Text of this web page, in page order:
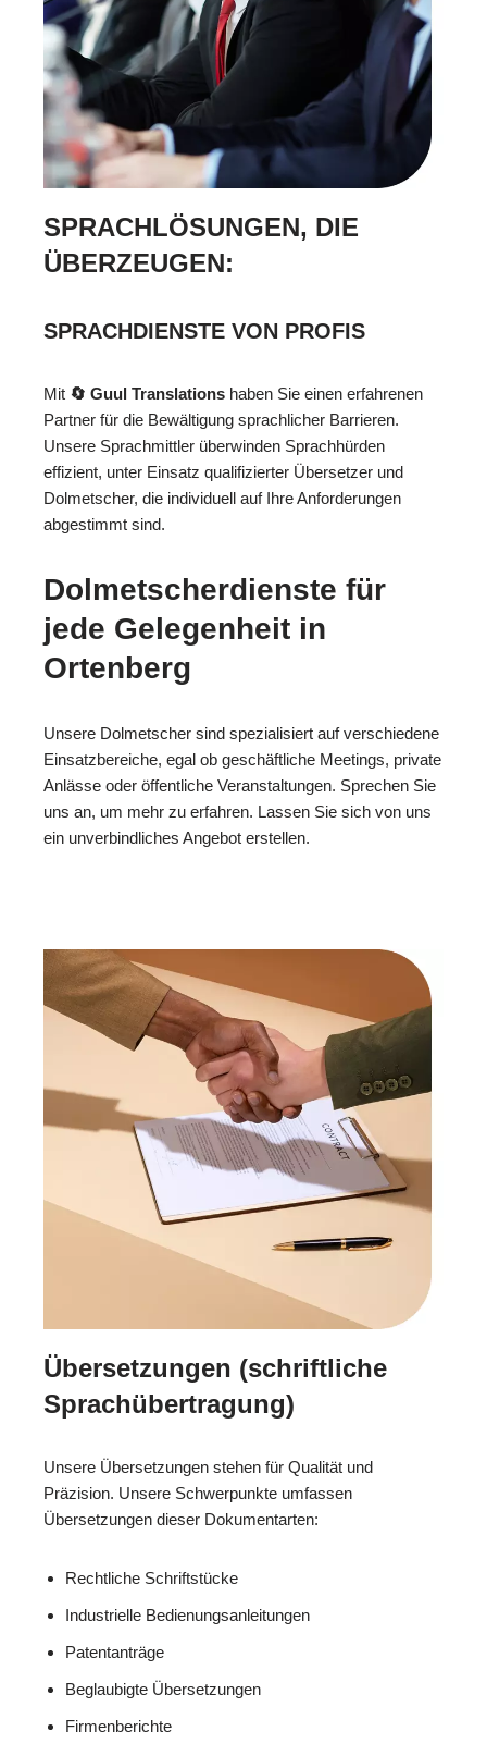
SPRACHLÖSUNGEN, DIE
ÜBERZEUGEN:
SPRACHDIENSTE VON PROFIS
Mit 🔄 Guul Translations haben Sie einen erfahrenen
Partner für die Bewältigung sprachlicher Barrieren.
Unsere Sprachmittler überwinden Sprachhürden
effizient, unter Einsatz qualifizierter Übersetzer und
Dolmetscher, die individuell auf Ihre Anforderungen
abgestimmt sind.
Dolmetscherdienste für
jede Gelegenheit in
Ortenberg
Unsere Dolmetscher sind spezialisiert auf verschiedene
Einsatzbereiche, egal ob geschäftliche Meetings, private
Anlässe oder öffentliche Veranstaltungen. Sprechen Sie
uns an, um mehr zu erfahren. Lassen Sie sich von uns
ein unverbindliches Angebot erstellen.
Übersetzungen (schriftliche
Sprachübertragung)
Unsere Übersetzungen stehen für Qualität und
Präzision. Unsere Schwerpunkte umfassen
Übersetzungen dieser Dokumentarten:
Rechtliche Schriftstücke
Industrielle Bedienungsanleitungen
Patentanträge
Beglaubigte Übersetzungen
Firmenberichte